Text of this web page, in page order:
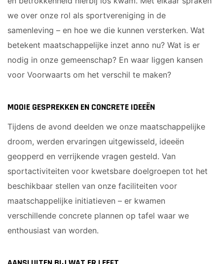
we over onze rol als sportvereniging in de
samenleving – en hoe we die kunnen versterken. Wat
betekent maatschappelijke inzet anno nu? Wat is er
nodig in onze gemeenschap? En waar liggen kansen
voor Voorwaarts om het verschil te maken?
MOOIE GESPREKKEN EN CONCRETE IDEEËN
Tijdens de avond deelden we onze maatschappelijke
droom, werden ervaringen uitgewisseld, ideeën
geopperd en verrijkende vragen gesteld. Van
sportactiviteiten voor kwetsbare doelgroepen tot het
beschikbaar stellen van onze faciliteiten voor
maatschappelijke initiatieven – er kwamen
verschillende concrete plannen op tafel waar we
enthousiast van worden.